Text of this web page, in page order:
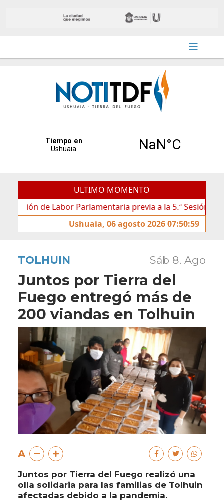
ULTIMO MOMENTO
de Labor Parlamentaria previa a la 5.ª Sesión Ordinaria
Ushuaia, 06 agosto 2026 07:50:59
TOLHUIN Sáb 8. Ago
Juntos por Tierra del
Fuego entregó más de
200 viandas en Tolhuin
A
Juntos por Tierra del Fuego realizó una
olla solidaria para las familias de Tolhuin
afectadas debido a la pandemia.